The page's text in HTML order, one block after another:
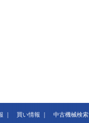
｜買い情報｜中古機械検索